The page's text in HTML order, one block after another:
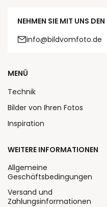
NEHMEN SIE MIT UNS
info@bildvomfoto.de
MENÜ
Technik
Bilder von Ihren Fotos
Inspiration
WEITERE INFORMATIONEN
Allgemeine
Geschäftsbedingungen
Versand und
Zahlungsinformationen